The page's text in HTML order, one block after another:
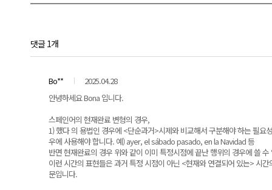
댓글 1개
Bo**
2025.04.28
안녕하세요 Bona 입니다.
스페인어의 현재완료 변형의 경우,
1) 했다 의 용법인 경우에 <단순과거>시제와 비교해서 구분해야 하는 필
우에 사용해야 합니다. 예) ayer, el sábado pasado, en la Navidad 등
반면 현재완료의 경우 위와 같이 이미 특정시점에 끝난 행위의 경우에 쓸
이런 시간의 표현들은 과거 특정 시점이 아닌 <현재와 연결되어 있는> 시
문입니다.